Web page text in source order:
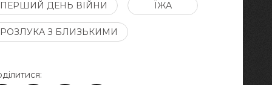
ПЕРШИЙ ДЕНЬ ВІЙНИ ЇЖА
РОЗЛУКА З БЛИЗЬКИМИ